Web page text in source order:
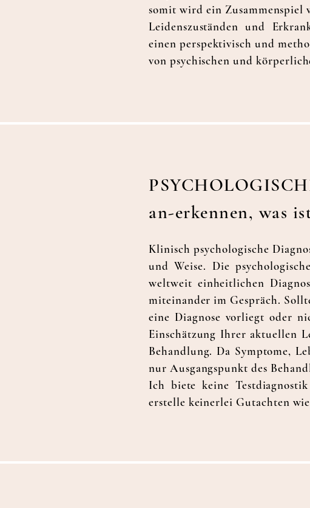
somit wird ein Zusammenspiel
Leidenszuständen und
einen perspektivisch und
von psychischen und
an-erkennen, was
Klinisch psychologische
und Weise. Die
weltweit einheitlichen
miteinander im Gespräch.
eine Diagnose vorliegt oder
Einschätzung Ihrer aktuellen
Behandlung. Da Symptome,
nur Ausgangspunkt des
Ich biete keine
erstelle keinerlei Gutachten